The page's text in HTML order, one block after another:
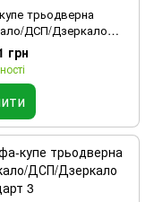
трьодверна
ДСП/Дзеркало
1
грн